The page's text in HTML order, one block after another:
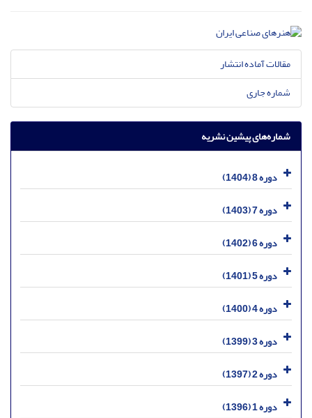
مقالات آماده انتشار
شماره جاری
شماره‌های پیشین نشریه
دوره 8 (1404)
دوره 7 (1403)
دوره 6 (1402)
دوره 5 (1401)
دوره 4 (1400)
دوره 3 (1399)
دوره 2 (1397)
دوره 1 (1396)